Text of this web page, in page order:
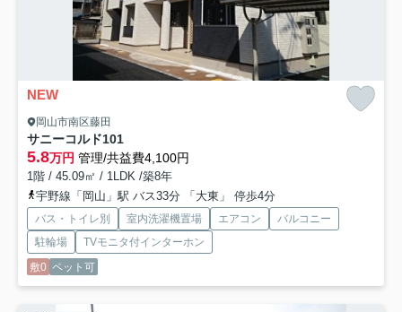
NEW
岡山市南区藤田
サニーコルド101
5.8万円 管理/共益費4,100円
1階 / 45.09㎡ / 1LDK /築8年
宇野線「岡山」駅 バス33分 「大東」 停歩4分
バス・トイレ別 室内洗濯機置場 エアコン
バルコニー
駐輪場
TVモニタ付インターホン
敷0 ペット可